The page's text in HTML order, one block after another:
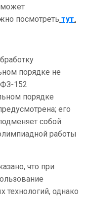
может
посмотреть тут.
порядке не
ФЗ-152
порядке
его
собой
работы
что при
однако